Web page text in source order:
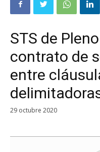
STS de
contrato de
entre
29 octubre 2020